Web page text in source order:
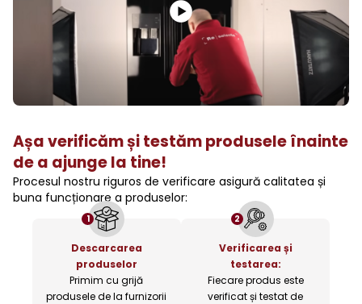
Așa verificăm și testăm produsele înainte
de a ajunge la tine!
Procesul nostru riguros de verificare asigură calitatea și
buna funcționare a produselor:
1
Descarcarea
produselor
Primim cu grijă
produsele de la furnizorii
2
Verificarea și
testarea:
Fiecare produs este
verificat și testat de